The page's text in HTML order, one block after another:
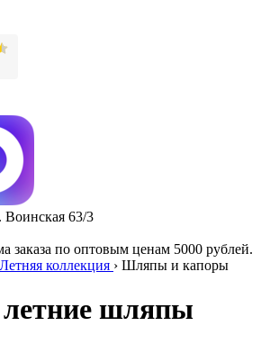
Воинская 63/3
заказа по оптовым ценам 5000 рублей.
коллекция › Шляпы и капоры
шляпы